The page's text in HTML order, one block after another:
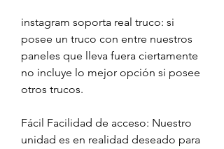
instagram soporta real truco: si
posee un truco con entre nuestros
paneles que lleva fuera ciertamente
no incluye lo mejor opción si posee
otros trucos.
Fácil Facilidad de acceso: Nuestro
unidad es en realidad deseado para